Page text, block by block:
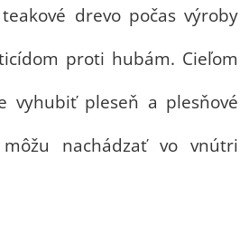
drevo počas výroby
proti hubám. Cieľom
vyhubiť pleseň a plesňové
nachádzať vo vnútri